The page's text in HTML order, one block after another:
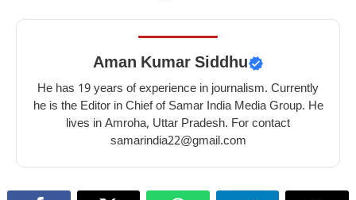
Aman Kumar Siddhu
He has 19 years of experience in journalism. Currently
he is the Editor in Chief of Samar India Media Group. He
lives in Amroha, Uttar Pradesh. For contact
samarindia22@gmail.com